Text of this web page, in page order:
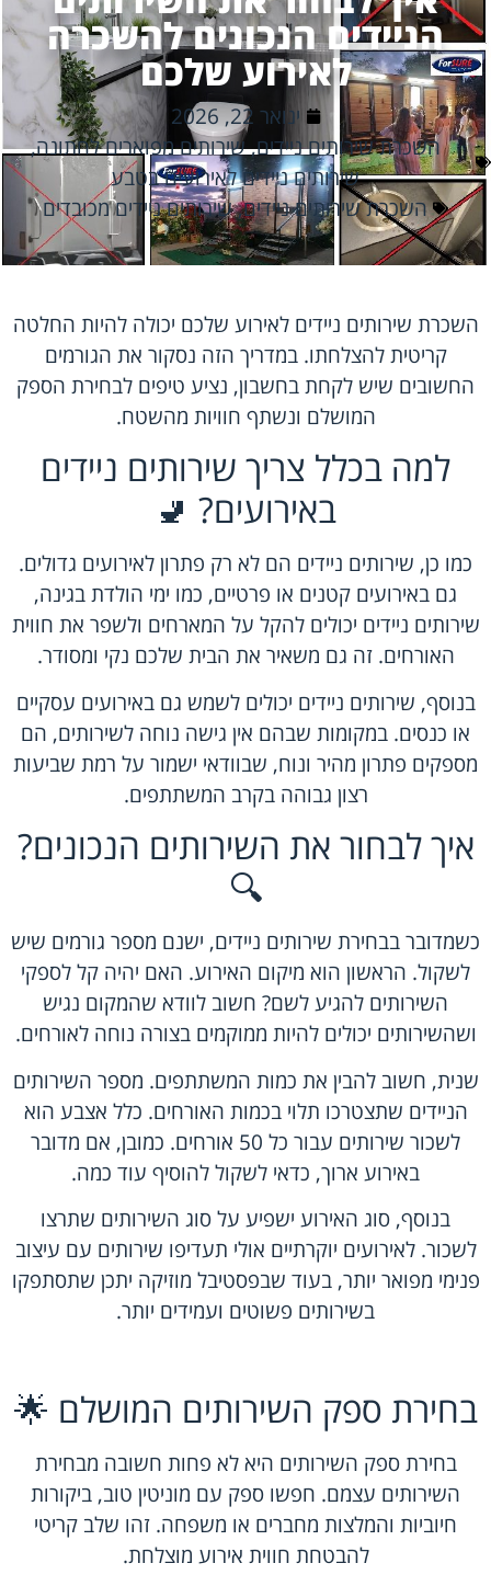
הניידים הנכונים להשכרה
לאירוע שלכם
ינואר 22, 2026
השכרת שירותים ניידים,שירותים מפוארים לחתונה,
שירותים ניידים לאירועים בטבע
השכרת שירותים ניידים,שירותים ניידים מכובדים
השכרת שירותים ניידים לאירוע שלכם יכולה להיות החלטה
קריטית להצלחתו. במדריך הזה נסקור את הגורמים
החשובים שיש לקחת בחשבון, נציע טיפים לבחירת הספק
המושלם ונשתף חוויות מהשטח.
למה בכלל צריך שירותים ניידים
באירועים? 🚽
כמו כן, שירותים ניידים הם לא רק פתרון לאירועים גדולים.
גם באירועים קטנים או פרטיים, כמו ימי הולדת בגינה,
שירותים ניידים יכולים להקל על המארחים ולשפר את חווית
האורחים. זה גם משאיר את הבית שלכם נקי ומסודר.
בנוסף, שירותים ניידים יכולים לשמש גם באירועים עסקיים
או כנסים. במקומות שבהם אין גישה נוחה לשירותים, הם
מספקים פתרון מהיר ונוח, שבוודאי ישמור על רמת שביעות
רצון גבוהה בקרב המשתתפים.
איך לבחור את השירותים הנכונים?
🔍
כשמדובר בבחירת שירותים ניידים, ישנם מספר גורמים שיש
לשקול. הראשון הוא מיקום האירוע. האם יהיה קל לספקי
השירותים להגיע לשם? חשוב לוודא שהמקום נגיש
ושהשירותים יכולים להיות ממוקמים בצורה נוחה לאורחים.
שנית, חשוב להבין את כמות המשתתפים. מספר השירותים
הניידים שתצטרכו תלוי בכמות האורחים. כלל אצבע הוא
לשכור שירותים עבור כל 50 אורחים. כמובן, אם מדובר
באירוע ארוך, כדאי לשקול להוסיף עוד כמה.
בנוסף, סוג האירוע ישפיע על סוג השירותים שתרצו
לשכור. לאירועים יוקרתיים אולי תעדיפו שירותים עם עיצוב
פנימי מפואר יותר, בעוד שבפסטיבל מוזיקה יתכן שתסתפקו
בשירותים פשוטים ועמידים יותר.
בחירת ספק השירותים המושלם 🌟
בחירת ספק השירותים היא לא פחות חשובה מבחירת
השירותים עצמם. חפשו ספק עם מוניטין טוב, ביקורות
חיוביות והמלצות מחברים או משפחה. זהו שלב קריטי
להבטחת חווית אירוע מוצלחת.